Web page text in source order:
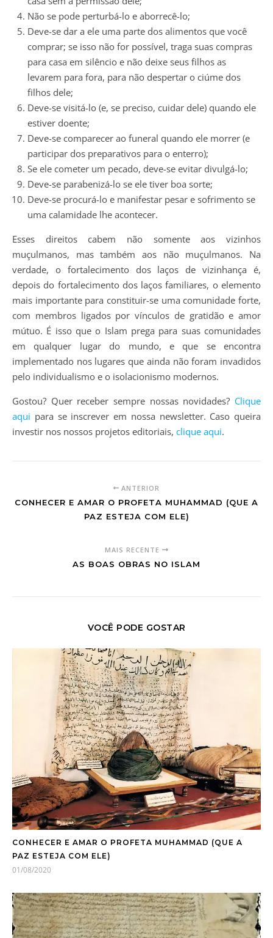
Não se pode perturbá-lo e aborrecê-lo;
Deve-se dar a ele uma parte dos alimentos que você
comprar; se isso não for possível, traga suas compras
para casa em silêncio e não deixe seus filhos as
levarem para fora, para não despertar o ciúme dos
filhos dele;
Deve-se visitá-lo (e, se preciso, cuidar dele) quando ele
estiver doente;
Deve-se comparecer ao funeral quando ele morrer (e
participar dos preparativos para o enterro);
Se ele cometer um pecado, deve-se evitar divulgá-lo;
Deve-se parabenizá-lo se ele tiver boa sorte;
Deve-se procurá-lo e manifestar pesar e sofrimento se
uma calamidade lhe acontecer.
Esses direitos cabem não somente aos vizinhos
muçulmanos, mas também aos não muçulmanos. Na
verdade, o fortalecimento dos laços de vizinhança é,
depois do fortalecimento dos laços familiares, o elemento
mais importante para constituir-se uma comunidade forte,
com membros ligados por vínculos de gratidão e amor
mútuo. É isso que o Islam prega para suas comunidades
em qualquer lugar do mundo, e que se encontra
implementado nos lugares que ainda não foram invadidos
pelo individualismo e o isolacionismo modernos.
Gostou? Quer receber sempre nossas novidades? Clique
aqui para se inscrever em nossa newsletter. Caso queira
investir nos nossos projetos editoriais, clique aqui.
ANTERIOR
CONHECER E AMAR O PROFETA MUHAMMAD (QUE A
PAZ ESTEJA COM ELE)
MAIS RECENTE
AS BOAS OBRAS NO ISLAM
VOCÊ PODE GOSTAR
CONHECER E AMAR O PROFETA MUHAMMAD (QUE A
PAZ ESTEJA COM ELE)
01/08/2020